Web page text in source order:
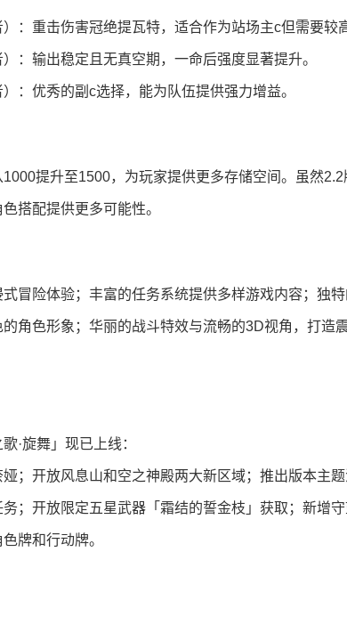
）：重击伤害冠绝提瓦特，适合作为站场主c但需要较
）：输出稳定且无真空期，一命后强度显著提升。
：优秀的副c选择，能为队伍提供强力增益。
提升至1500，为玩家提供更多存储空间。虽然
搭配提供更多可能性。
冒险体验；丰富的任务系统提供多样游戏内容；独
角色形象；华丽的战斗特效与流畅的3D视角，打造
·旋舞」现已上线：
；开放风息山和空之神殿两大新区域；推出版本主
；开放限定五星武器「霜结的誓金枝」获取；新增
牌和行动牌。